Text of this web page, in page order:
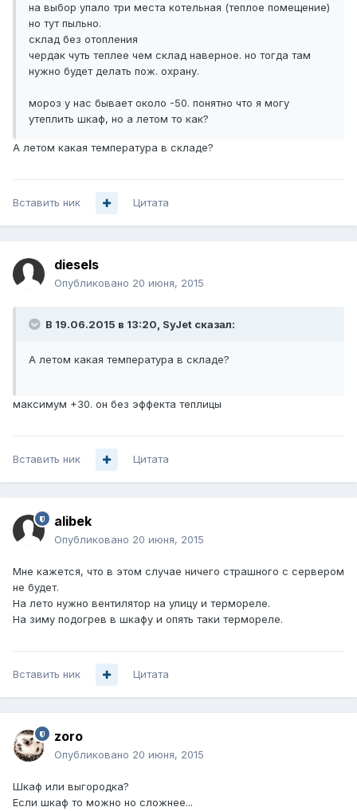
на выбор упало три места котельная (теплое помещение)
но тут пыльно.
склад без отопления
чердак чуть теплее чем склад наверное. но тогда там
нужно будет делать пож. охрану.
мороз у нас бывает около -50. понятно что я могу
утеплить шкаф, но а летом то как?
А летом какая температура в складе?
Вставить ник Цитата
diesels
Опубликовано 20 июня, 2015
В 19.06.2015 в 13:20, SyJet сказал:
А летом какая температура в складе?
максимум +30. он без эффекта теплицы
Вставить ник Цитата
alibek
Опубликовано 20 июня, 2015
Мне кажется, что в этом случае ничего страшного с сервером
не будет.
На лето нужно вентилятор на улицу и термореле.
На зиму подогрев в шкафу и опять таки термореле.
Вставить ник Цитата
zoro
Опубликовано 20 июня, 2015
Шкаф или выгородка?
Если шкаф то можно но сложнее...